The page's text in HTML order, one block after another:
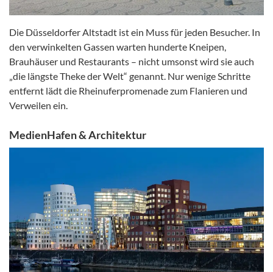
Die Düsseldorfer Altstadt ist ein Muss für jeden Besucher. In
den verwinkelten Gassen warten hunderte Kneipen,
Brauhäuser und Restaurants – nicht umsonst wird sie auch
„die längste Theke der Welt“ genannt. Nur wenige Schritte
entfernt lädt die Rheinuferpromenade zum Flanieren und
Verweilen ein.
MedienHafen & Architektur